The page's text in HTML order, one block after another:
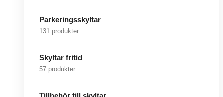
Parkeringsskyltar
131 produkter
Skyltar fritid
57 produkter
Tillbehör till skyltar